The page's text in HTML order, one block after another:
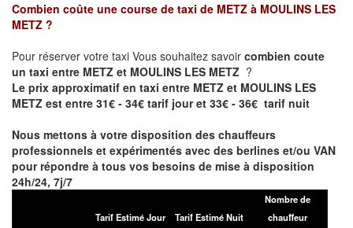
Combien coûte une course de taxi de METZ à MOULINS LES
METZ ?
Pour réserver votre taxi Vous souhaitez savoir combien coute
un taxi entre METZ et MOULINS LES METZ ?
Le prix approximatif en taxi entre METZ et MOULINS LES
METZ est entre 31€ - 34€ tarif jour et 33€ - 36€ tarif nuit
Nous mettons à votre disposition des chauffeurs
professionnels et expérimentés avec des berlines et/ou VAN
pour répondre à tous vos besoins de mise à disposition
24h/24, 7j/7
Tarif Estimé Jour Tarif Estimé Nuit
Nombre de
chauffeur